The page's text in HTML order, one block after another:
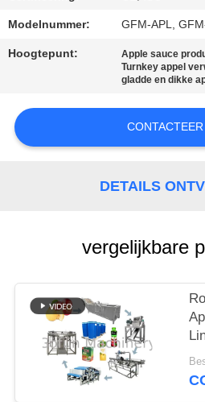
ONS
GEVALLEN
VERZOEK
SITEMAP
PRIVACYBELEID
Modelnummer: GFM-APL,
Hoogtepunt: Apple sauce
Turnkey appel
gladde en dikke
DETAILS
vergelijkbare